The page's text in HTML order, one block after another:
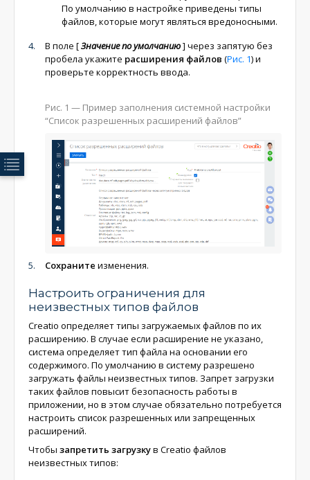
По умолчанию в настройке приведены типы
файлов, которые могут являться вредоносными.
В поле [Значение по умолчанию] через запятую без
пробела укажите расширения файлов (Рис. 1) и
проверьте корректность ввода.
Рис. 1 — Пример заполнения системной настройки
“Список разрешенных расширений файлов”
Сохраните изменения.
Настроить ограничения для
неизвестных типов файлов
Creatio определяет типы загружаемых файлов по их
расширению. В случае если расширение не указано,
система определяет тип файла на основании его
содержимого. По умолчанию в систему разрешено
загружать файлы неизвестных типов. Запрет загрузки
таких файлов повысит безопасность работы в
приложении, но в этом случае обязательно потребуется
настроить список разрешенных или запрещенных
расширений.
Чтобы запретить загрузкув Creatio файлов
неизвестных типов: